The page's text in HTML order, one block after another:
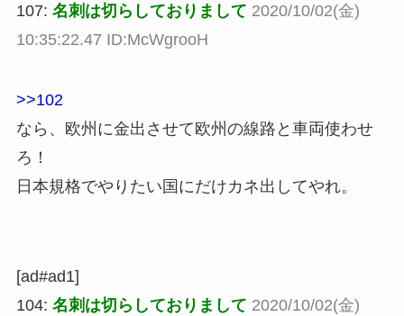
107: 名刺は切らしておりまして 2020/10/02(金)
10:35:22.47 ID:McWgrooH
>>102
なら、欧州に金出させて欧州の線路と車両使わせ
ろ！
日本規格でやりたい国にだけカネ出してやれ。
[ad#ad1]
104: 名刺は切らしておりまして 2020/10/02(金)